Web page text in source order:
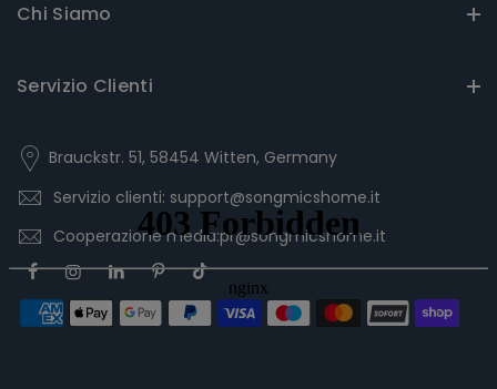
Chi Siamo
Servizio Clienti
Brauckstr. 51, 58454 Witten, Germany
Servizio clienti: support@songmicshome.it
Cooperazione media:pr@songmicshome.it